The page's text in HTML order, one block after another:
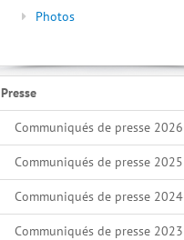
Photos
Presse
Communiqués de presse 2026
Communiqués de presse 2025
Communiqués de presse 2024
Communiqués de presse 2023